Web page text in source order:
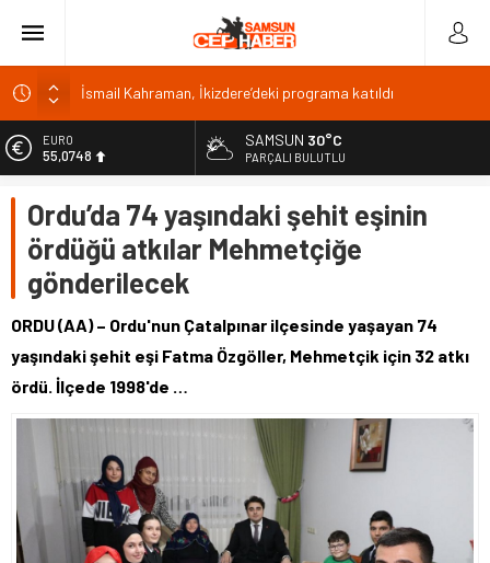
Malatya Havalimanı Eylülde Açılıyor, Kuzey Çevre Yolu
Akülü aracındayken otomobilin çarptığı emekli astsubay
Antalya’da nem yüzde 80, hissedilen sıcaklık 40 derece
Isparta’da bisiklet kupası heyecanı 371 sporcuyla sürüyor
İsmail Kahraman, İkizdere’deki programa katıldı
EURO
55,0748
6.623,43
BİST
13.785,25
47,7048
SAMSUN 30°C
PARÇALI BULUTLU
Ordu’da 74 yaşındaki şehit eşinin
ördüğü atkılar Mehmetçiğe
gönderilecek
ORDU (AA) – Ordu'nun Çatalpınar ilçesinde yaşayan 74
yaşındaki şehit eşi Fatma Özgöller, Mehmetçik için 32 atkı
ördü. İlçede 1998'de …